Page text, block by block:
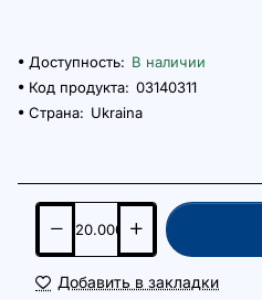
Доступность: В наличии
Код продукта: 03140311
Страна: Ukraina
Добавить в закладки